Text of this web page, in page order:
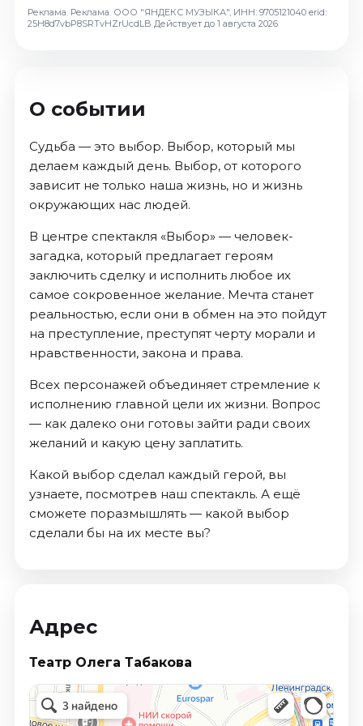
Октябрь 2026
Октябрь 2026
События
Август 2026
Сентябрь 2026
Октябрь 2026
Ноябрь 2026
Декабрь 2026
Январь 2027
Площадки
Реклама. Реклама. ООО "ЯНДЕКС МУЗЫКА", ИНН: 9705121040 erid:
25H8d7vbP8SRTvHZrUcdLB Действует до 1 августа 2026
О событии
Судьба — это выбор. Выбор, который мы
делаем каждый день. Выбор, от которого
зависит не только наша жизнь, но и жизнь
окружающих нас людей.
В центре спектакля «Выбор» — человек-
загадка, который предлагает героям
заключить сделку и исполнить любое их
самое сокровенное желание. Мечта станет
реальностью, если они в обмен на это пойдут
на преступление, преступят черту морали и
нравственности, закона и права.
Всех персонажей объединяет стремление к
исполнению главной цели их жизни. Вопрос
— как далеко они готовы зайти ради своих
желаний и какую цену заплатить.
Какой выбор сделал каждый герой, вы
узнаете, посмотрев наш спектакль. А ещё
сможете поразмышлять — какой выбор
сделали бы на их месте вы?
Адрес
Театр Олега Табакова